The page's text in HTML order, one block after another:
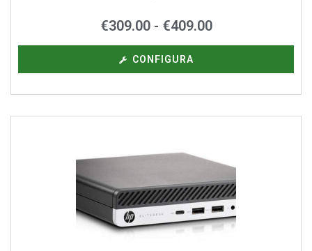
€309.00 - €409.00
CONFIGURA